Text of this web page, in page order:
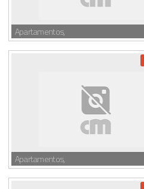
Apartamentos,
Apartamentos,